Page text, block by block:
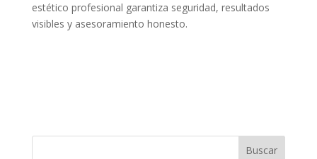
estético profesional garantiza seguridad, resultados
visibles y asesoramiento honesto.
Buscar